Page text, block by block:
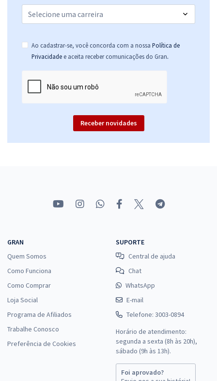
Ao cadastrar-se, você concorda com a nossa Política de
Privacidade e aceita receber comunicações do Gran.
Receber novidades
GRAN
Quem Somos
Como Funciona
Como Comprar
Loja Social
Programa de Afiliados
Trabalhe Conosco
Preferência de Cookies
SUPORTE
Central de ajuda
Chat
WhatsApp
E-mail
Telefone: 3003-0894
Horário de atendimento:
segunda a sexta (8h às 20h),
sábado (9h às 13h).
Foi aprovado?